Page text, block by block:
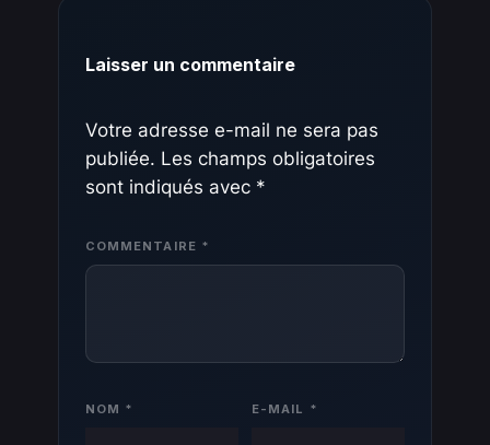
Laisser un commentaire
Votre adresse e-mail ne sera pas
publiée. Les champs obligatoires
sont indiqués avec *
COMMENTAIRE *
NOM * E-MAIL *